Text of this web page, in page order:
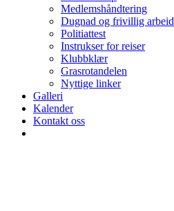
Medlemshåndtering
Dugnad og frivillig arbeid
Politiattest
Instrukser for reiser
Klubbklær
Grasrotandelen
Nyttige linker
Galleri
Kalender
Kontakt oss